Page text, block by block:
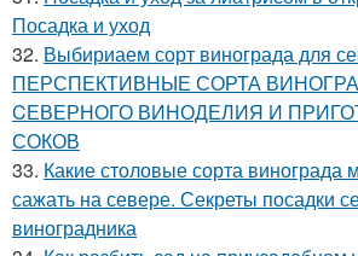
Посадка и уход
32. Выбириаем сорт винограда для
ПЕРСПЕКТИВНЫЕ СОРТА
CЕВЕРНОГО ВИНОДЕЛИЯ И
СОКОВ
33. Какие столовые сорта винограда
сажать на севере. Секреты посадки
виноградника